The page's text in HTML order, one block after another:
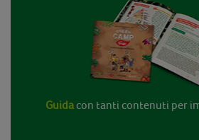
Guidacon tanti contenuti per